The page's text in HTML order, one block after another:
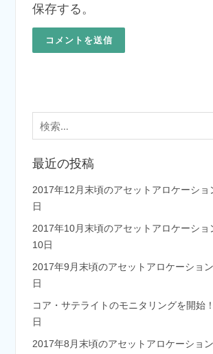
保存する。
検
索:
最近の投稿
2017年12月末頃のアセットアロケーショ
日
2017年10月末頃のアセットアロケーショ
10日
2017年9月末頃のアセットアロケーション
日
コア・サテライトのモニタリングを開始！
日
2017年8月末頃のアセットアロケーション